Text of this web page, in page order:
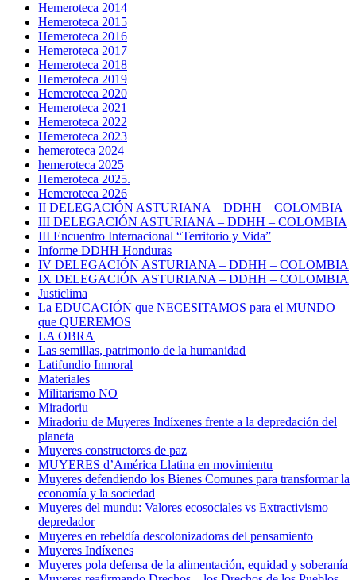
Hemeroteca 2014
Hemeroteca 2015
Hemeroteca 2016
Hemeroteca 2017
Hemeroteca 2018
Hemeroteca 2019
Hemeroteca 2020
Hemeroteca 2021
Hemeroteca 2022
Hemeroteca 2023
hemeroteca 2024
hemeroteca 2025
Hemeroteca 2025.
Hemeroteca 2026
II DELEGACIÓN ASTURIANA – DDHH – COLOMBIA
III DELEGACIÓN ASTURIANA – DDHH – COLOMBIA
III Encuentro Internacional “Territorio y Vida”
Informe DDHH Honduras
IV DELEGACIÓN ASTURIANA – DDHH – COLOMBIA
IX DELEGACIÓN ASTURIANA – DDHH – COLOMBIA
Justiclima
La EDUCACIÓN que NECESITAMOS para el MUNDO
que QUEREMOS
LA OBRA
Las semillas, patrimonio de la humanidad
Latifundio Inmoral
Materiales
Militarismo NO
Miradoriu
Miradoriu de Muyeres Indíxenes frente a la depredación del
planeta
Muyeres constructores de paz
MUYERES d’América Llatina en movimientu
Muyeres defendiendo los Bienes Comunes para transformar la
economía y la sociedad
Muyeres del mundu: Valores ecosociales vs Extractivismo
depredador
Muyeres en rebeldía descolonizadoras del pensamiento
Muyeres Indíxenes
Muyeres pola defensa de la alimentación, equidad y soberanía